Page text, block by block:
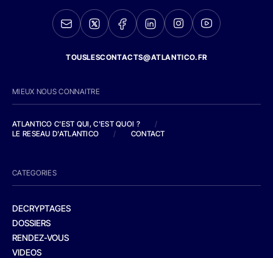
TOUSLESCONTACTS@ATLANTICO.FR
MIEUX NOUS CONNAITRE
ATLANTICO C'EST QUI, C'EST QUOI ?
/
LE RESEAU D'ATLANTICO
/ CONTACT
CATEGORIES
DECRYPTAGES
DOSSIERS
RENDEZ-VOUS
VIDEOS